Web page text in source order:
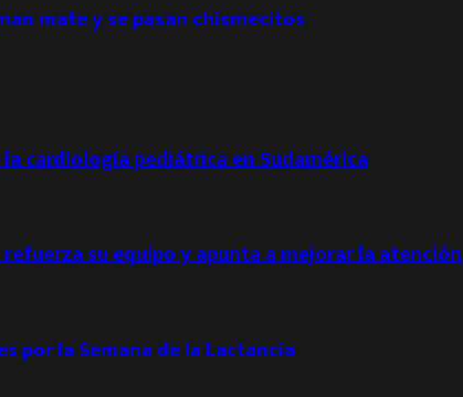
mate y se pasan chismecitos
cardiología pediátrica en Sudamérica
su equipo y apunta a mejorar la atención
por la Semana de la Lactancia